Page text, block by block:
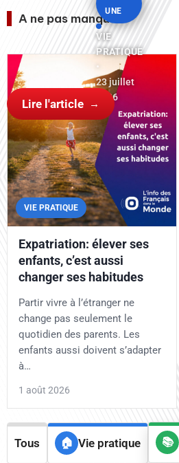
UNE
VIE
PRATIQUE
•
23 juillet
2026
Lire l'article
A ne pas manquer
VIE PRATIQUE
Expatriation: élever ses
enfants, c’est aussi
changer ses habitudes
Partir vivre à l’étranger ne
change pas seulement le
quotidien des parents. Les
enfants aussi doivent s’adapter
à…
1 août 2026
Tous Vie pratique